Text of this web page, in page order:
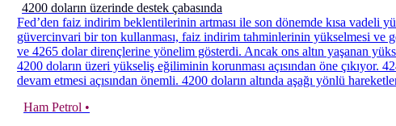
4200 doların üzerinde destek çabasında
Fed’den faiz indirim beklentilerinin artması ile son dönemde kısa vadeli
güvercinvari bir ton kullanması, faiz indirim tahminlerinin yükselmesi ve
ve 4265 dolar dirençlerine yönelim gösterdi. Ancak ons altın yaşanan
4200 doların üzeri yükseliş eğiliminin korunması açısından öne
devam etmesi açısından önemli. 4200 doların altında aşağı yönlü
Ham Petrol •